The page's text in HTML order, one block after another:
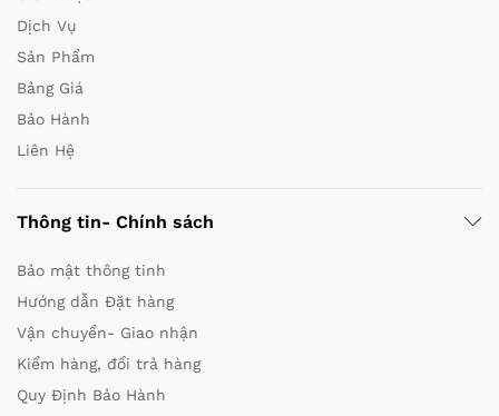
Dịch Vụ
Sản Phẩm
Bảng Giá
Bảo Hành
Liên Hệ
Thông tin- Chính sách
Bảo mật thông tinh
Hướng dẫn Đặt hàng
Vận chuyển- Giao nhận
Kiểm hàng, đổi trả hàng
Quy Định Bảo Hành